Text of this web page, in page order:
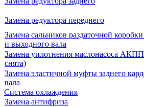
Замена редуктора переднего
Замена сальников раздаточной
и выходного вала
Замена уплотнения маслонасоса
снята)
Замена эластичной муфты заднего
вала
Система охлаждения
Замена антифриза